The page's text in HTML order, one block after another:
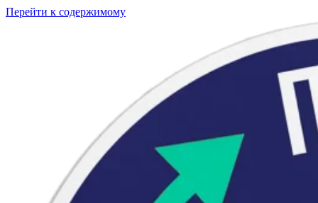
Перейти к содержимому